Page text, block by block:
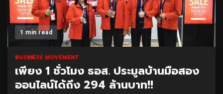
1 min read
BUSINESS MOVEMENT
เพียง 1 ชั่วโมง ธอส. ประมูลบ้านมือสอง
ออนไลน์ได้ถึง 294 ล้านบาท!!